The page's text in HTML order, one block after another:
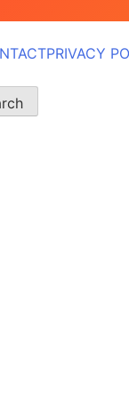
PRIVACY